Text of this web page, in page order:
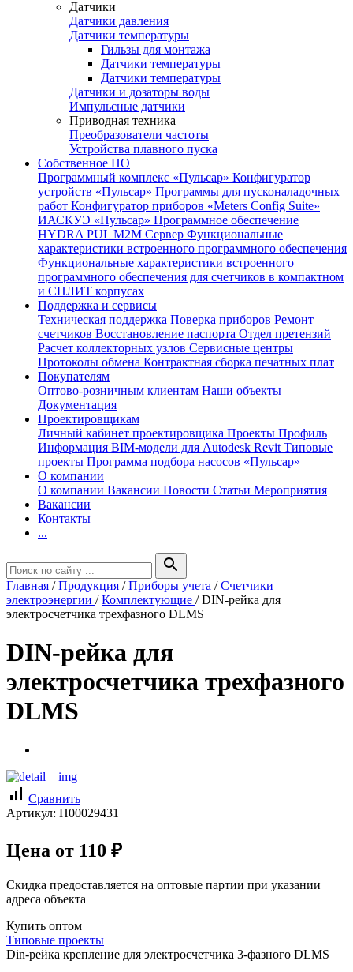
Датчики
Датчики давления
Датчики температуры
Гильзы для монтажа
Датчики температуры
Датчики температуры
Датчики и дозаторы воды
Импульсные датчики
Приводная техника
Преобразователи частоты
Устройства плавного пуска
Собственное ПО
Программный комплекс «Пульсар» Конфигуратор
устройств «Пульсар» Программы для пусконаладочных
работ Конфигуратор приборов «Meters Config Suite»
ИАСКУЭ «Пульсар» Программное обеспечение
HYDRA PUL M2M Сервер Функциональные
характеристики встроенного программного обеспечения
Функциональные характеристики встроенного
программного обеспечения для счетчиков в компактном
и СПЛИТ корпусах
Поддержка и сервисы
Техническая поддержка Поверка приборов Ремонт
счетчиков Восстановление паспорта Отдел претензий
Расчет коллекторных узлов Сервисные центры
Протоколы обмена Контрактная сборка печатных плат
Покупателям
Оптово-розничным клиентам Наши объекты
Документация
Проектировщикам
Личный кабинет проектировщика Проекты Профиль
Информация BIM-модели для Autodesk Revit Типовые
проекты Программа подбора насосов «Пульсар»
О компании
О компании Вакансии Новости Статьи Мероприятия
Вакансии
Контакты
...
search
Главная /Продукция /Приборы учета /Счетчики
электроэнергии /Комплектующие /DIN-рейка для
электросчетчика трехфазного DLMS
DIN-рейка для
электросчетчика трехфазного
DLMS
signal_cellular_alt Сравнить
Артикул: Н00029431
Цена от 110 ₽
Скидка предоставляется на оптовые партии при указании
адреса объекта
Купить оптом
Типовые проекты
Din-рейка крепление для электросчетчика 3-фазного DLMS